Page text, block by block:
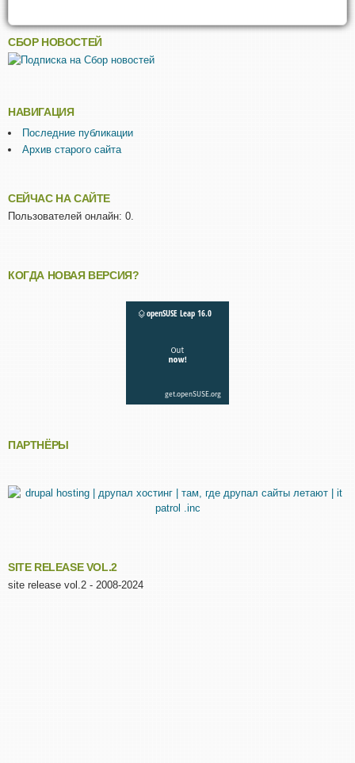
СБОР НОВОСТЕЙ
НАВИГАЦИЯ
Последние публикации
Архив старого сайта
СЕЙЧАС НА САЙТЕ
Пользователей онлайн: 0.
КОГДА НОВАЯ ВЕРСИЯ?
ПАРТНЁРЫ
SITE RELEASE VOL.2
site release vol.2 - 2008-2024